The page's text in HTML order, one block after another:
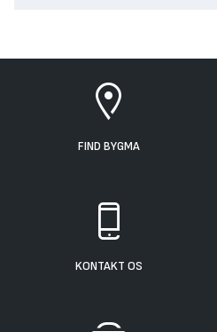
FIND BYGMA
KONTAKT OS